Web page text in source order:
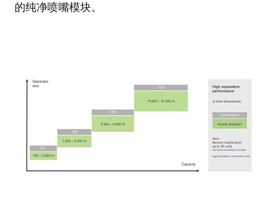
的纯净喷嘴模块。